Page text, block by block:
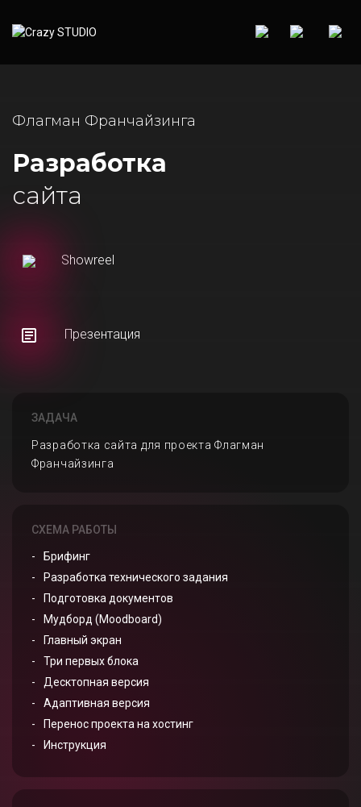
Флагман Франчайзинга
Разработка
сайта
Showreel
Презентация
ЗАДАЧА
Разработка сайта для проекта Флагман
Франчайзинга
СХЕМА РАБОТЫ
Брифинг
Разработка технического задания
Подготовка документов
Мудборд (Moodboard)
Главный экран
Три первых блока
Десктопная версия
Адаптивная версия
Перенос проекта на хостинг
Инструкция